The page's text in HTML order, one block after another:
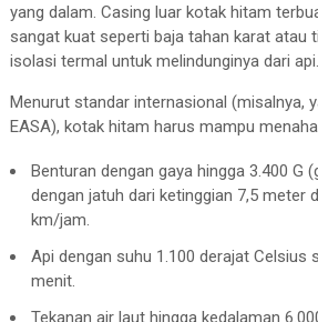
yang dalam. Casing luar kotak hitam
sangat kuat seperti baja tahan karat atau
isolasi termal untuk melindunginya dari api.
Menurut standar internasional (misalnya,
EASA), kotak hitam harus mampu
Benturan dengan gaya hingga 3.400 G
dengan jatuh dari ketinggian 7,5 meter
km/jam.
Api dengan suhu 1.100 derajat Celsius
menit.
Tekanan air laut hingga kedalaman